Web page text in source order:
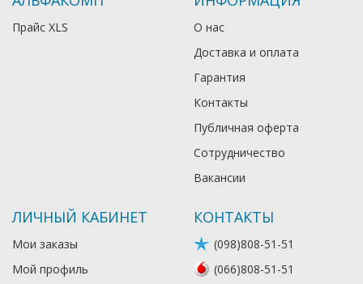
Прайс XLS
О нас
Доставка и оплата
Гарантия
Контакты
Публичная оферта
Сотрудничество
Вакансии
ЛИЧНЫЙ КАБИНЕТ
Мои заказы
Мой профиль
КОНТАКТЫ
(098)808-51-51
(066)808-51-51